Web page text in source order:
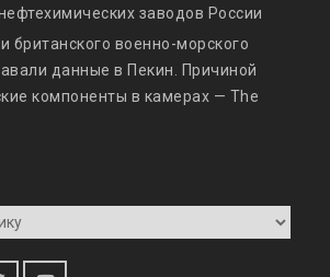
заводов России
британского военно-морского
данные в Пекин. Причиной
компоненты в камерах — The